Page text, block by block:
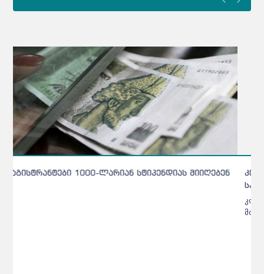
კონტროლი მკაცრდება - ახალი დოკუმენტი